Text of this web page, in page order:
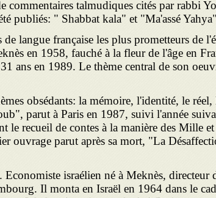
commentaires talmu­diques cités par rabbi
publiés: " Shabbat kala" et "Ma'assé
langue française les plus prometteurs de
en 1958, fauché à la fleur de l'âge en
ans en 1989. Le thème central de son
obsédants: la mémoire, l'identité, le réel,
parut à Paris en 1987, suivi l'année
le recueil de contes à la manière des Mille
ouvrage parut après sa mort, "La
Economiste israélien né à Meknès, directeur
Il monta en Israël en 1964 dans le